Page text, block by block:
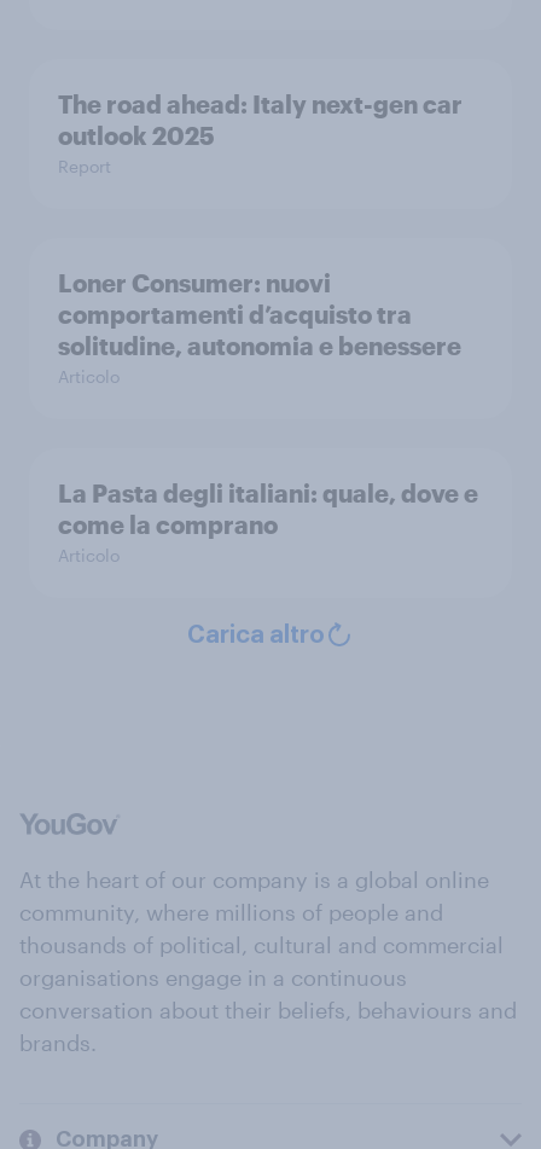
The road ahead: Italy next-gen car
outlook 2025
Report
Loner Consumer: nuovi
comportamenti d’acquisto tra
solitudine, autonomia e benessere
Articolo
La Pasta degli italiani: quale, dove e
come la comprano
Articolo
Carica altro
At the heart of our company is a global online
community, where millions of people and
thousands of political, cultural and commercial
organisations engage in a continuous
conversation about their beliefs, behaviours and
brands.
Company